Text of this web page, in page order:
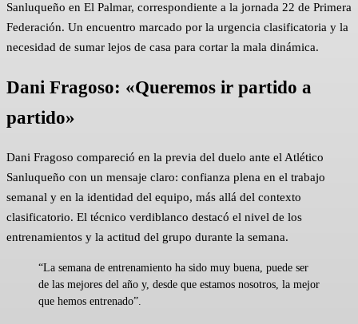
Sanluqueño en El Palmar, correspondiente a la jornada 22 de Primera
Federación. Un encuentro marcado por la urgencia clasificatoria y la
necesidad de sumar lejos de casa para cortar la mala dinámica.
Dani Fragoso: «Queremos ir partido a
partido»
Dani Fragoso compareció en la previa del duelo ante el Atlético
Sanluqueño con un mensaje claro: confianza plena en el trabajo
semanal y en la identidad del equipo, más allá del contexto
clasificatorio. El técnico verdiblanco destacó el nivel de los
entrenamientos y la actitud del grupo durante la semana.
“La semana de entrenamiento ha sido muy buena, puede ser
de las mejores del año y, desde que estamos nosotros, la mejor
que hemos entrenado”.